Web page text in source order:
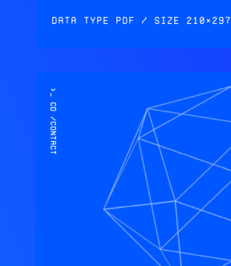
Data Type PDF / Size 210×297
>_ cd /contact